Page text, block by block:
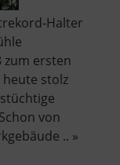
Halter
zum ersten
stolz
von
.. »